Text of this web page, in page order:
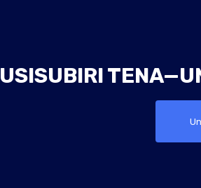
USISUBIRI